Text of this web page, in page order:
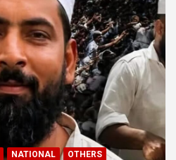
NATIONAL OTHERS